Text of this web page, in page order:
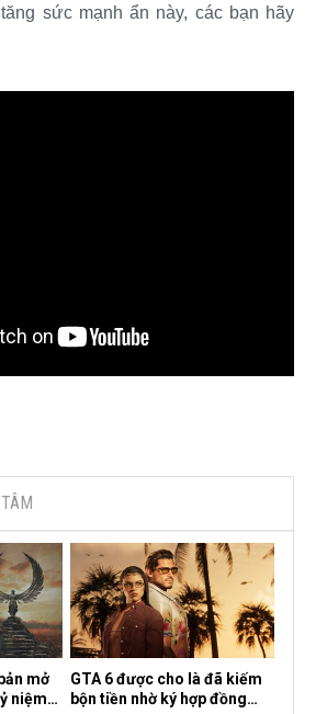
sức mạnh ẩn này, các bạn hãy
mở
niệm
GTA 6 được cho là đã kiếm
bộn tiền nhờ ký hợp đồng